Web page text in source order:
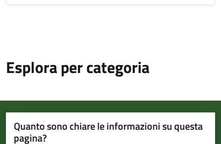
Esplora per categoria
Quanto sono chiare le informazioni su questa
pagina?